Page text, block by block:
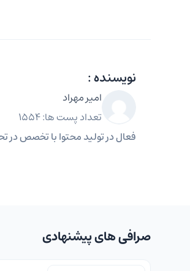
نویسنده :
امیر مهراد
تعداد پست ها: 1554
فعال در تولید محتوا با تخصص در
صرافی های پیشنهادی